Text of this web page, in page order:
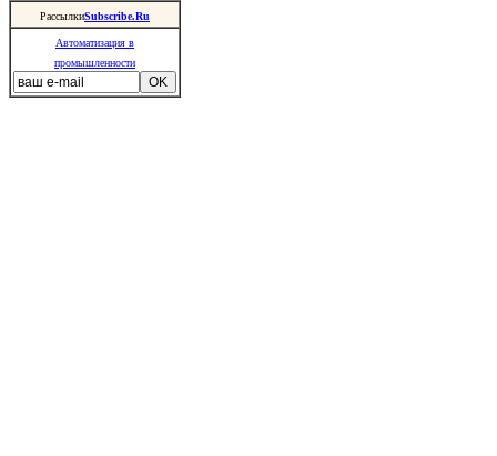
РассылкиSubscribe.Ru
Автоматизация в
промышленности